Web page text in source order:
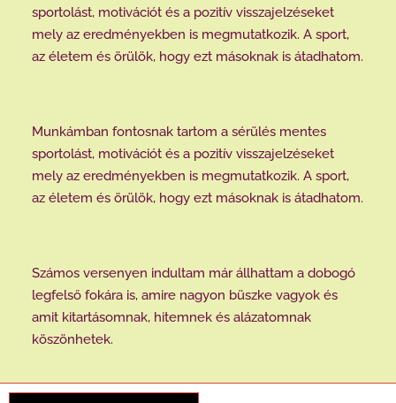
sportolást, motivációt és a pozitív visszajelzéseket
mely az eredményekben is megmutatkozik. A sport,
az életem és örülök, hogy ezt másoknak is átadhatom.
Munkámban fontosnak tartom a sérülés mentes
sportolást, motivációt és a pozitív visszajelzéseket
mely az eredményekben is megmutatkozik. A sport,
az életem és örülök, hogy ezt másoknak is átadhatom.
Számos versenyen indultam már állhattam a dobogó
legfelső fokára is, amire nagyon büszke vagyok és
amit kitartásomnak, hitemnek és alázatomnak
köszönhetek.